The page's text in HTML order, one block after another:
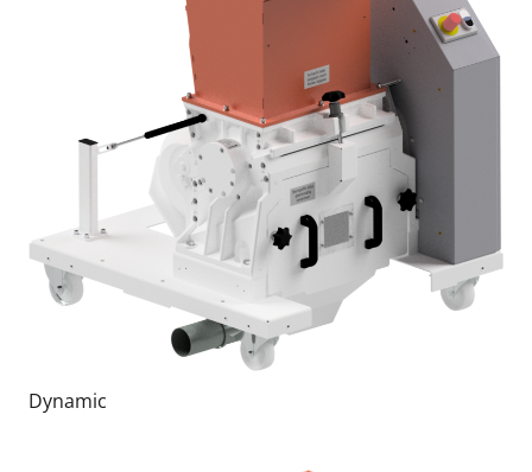
Dynamic